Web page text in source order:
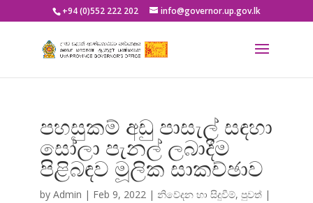
+94 (0)552 222 202 info@governor.up.gov.lk
පහසුකම් අඩු පාසැල් සඳහා
සෝලා පැනල් ලබාදීම
පිළිබඳව මූලික සාකච්ඡාව
by Admin | Feb 9, 2022| නිවේදන හා සිදුවීම්, පුවත්|